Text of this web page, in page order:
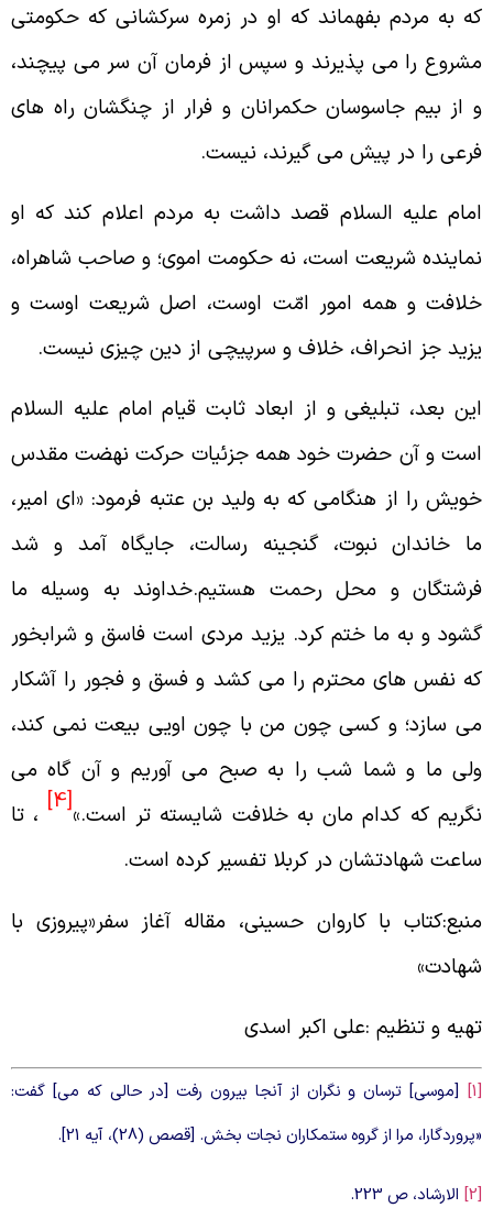
به مردم بفهماند كه او در زمره سركشانى كه حكومتى
را مى پذيرند و سپس از فرمان آن سر مى پيچند،
از بيم جاسوسان حكمرانان و فرار از چنگشان راه هاى
را در پيش مى گيرند، نيست.
عليه السلام قصد داشت به مردم اعلام كند كه او
شريعت است، نه حكومت اموى؛ و صاحب شاهراه،
و همه امور امّت اوست، اصل شريعت اوست و
جز انحراف، خلاف و سرپيچى از دين چيزى نيست.
بعد، تبليغى و از ابعاد ثابت قيام امام عليه السلام
و آن حضرت خود همه جزئيات حركت نهضت مقدس
را از هنگامى كه به وليد بن عتبه فرمود: «اى امير،
خاندان نبوت، گنجينه رسالت، جايگاه آمد و شد
و محل رحمت هستيم.خداوند به وسيله ما
و به ما ختم كرد. يزيد مردى است فاسق و شرابخور
نفس هاى محترم را مى كشد و فسق و فجور را آشكار
سازد؛ و كسى چون من با چون اويى بيعت نمى كند،
ما و شما شب را به صبح مى آوريم و آن گاه مى
كه كدام مان به خلافت شايسته تر است.»
، تا
شهادتشان در كربلا تفسير كرده است.
با کاروان حسینی، مقاله آغاز سفر«پیروزی با
و تنظیم :علی اکبر اسدی
[موسى‏] ترسان و نگران از آن‏جا بيرون رفت [در حالى كه مى‏] گفت:
مرا از گروه ستمكاران نجات بخش. [قصص (28)، آيه 21].
الارشاد، ص 223.